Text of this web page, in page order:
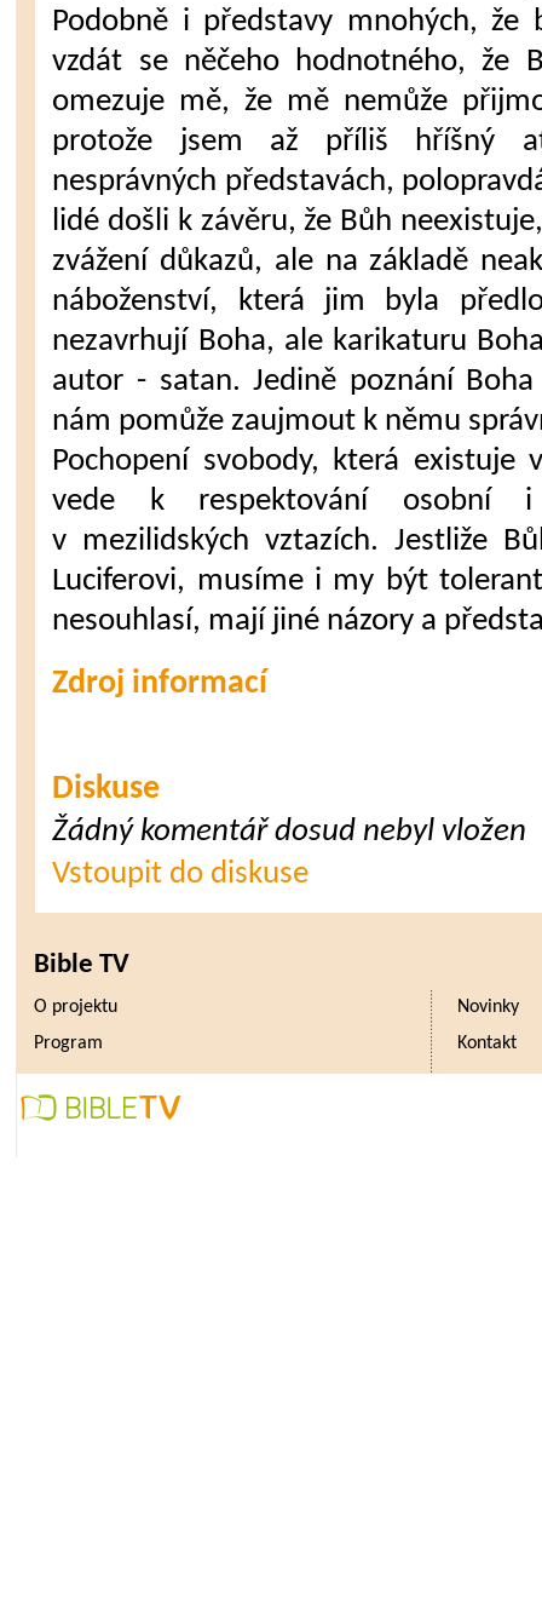
Podobně i představy mnohých, že
vzdát se něčeho hodnotného, že
omezuje mě, že mě nemůže
protože jsem až příliš hříšný
nesprávných představách,
lidé došli k závěru, že Bůh
zvážení důkazů, ale na základě
náboženství, která jim byla
nezavrhují Boha, ale karikaturu
autor - satan. Jedině poznání
nám pomůže zaujmout k němu
Pochopení svobody, která existuje
vede k respektování osobní i
v mezilidských vztazích. Jestliže
Luciferovi, musíme i my být
nesouhlasí, mají jiné názory a
Zdroj informací
Diskuse
Žádný komentář dosud nebyl vložen
Vstoupit do diskuse
Bible TV
O projektu
Novinky
Program
Kontakt